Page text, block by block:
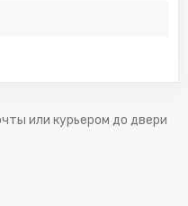
или курьером до двери